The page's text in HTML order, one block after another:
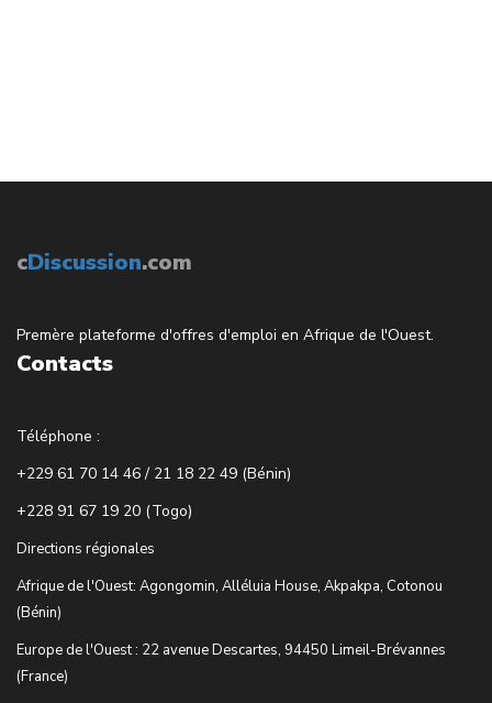
cDiscussion.com
Premère plateforme d'offres d'emploi en Afrique de l'Ouest.
Contacts
Téléphone :
+229 61 70 14 46 / 21 18 22 49 (Bénin)
+228 91 67 19 20 (Togo)
Directions régionales
Afrique de l'Ouest: Agongomin, Alléluia House, Akpakpa, Cotonou
(Bénin)
Europe de l'Ouest : 22 avenue Descartes, 94450 Limeil-Brévannes
(France)